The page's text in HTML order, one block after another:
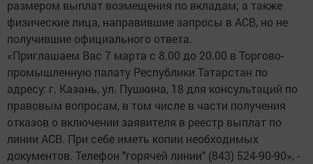
размером выплат возмещения по вкладам; а также
физические лица, направившие запросы в АСВ, но не
получившие официального ответа.
«Приглашаем Вас 7 марта с 8.00 до 20.00 в Торгово-
промышленную палату Республики Татарстан по
адресу: г. Казань, ул. Пушкина, 18 для консультаций по
правовым вопросам, в том числе в части получения
отказов о включении заявителя в реестр выплат по
линии АСВ. При себе иметь копии необходимых
документов. Телефон "горячей линии" (843) 524-90-90», -